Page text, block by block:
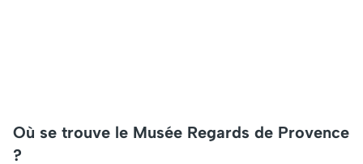
Où se trouve le Musée Regards de Provence
?